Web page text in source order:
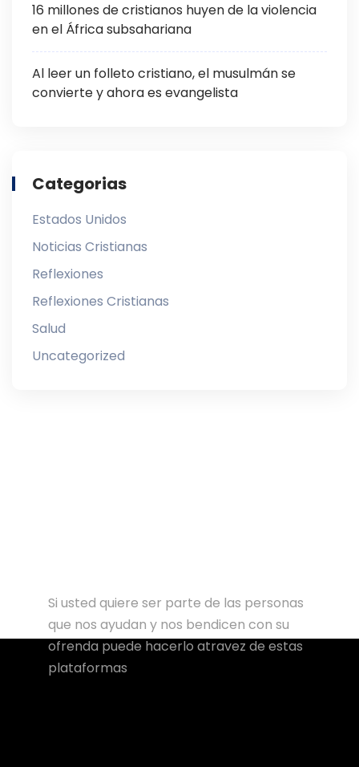
16 millones de cristianos huyen de la violencia
en el África subsahariana
Al leer un folleto cristiano, el musulmán se
convierte y ahora es evangelista
Categorias
Estados Unidos
Noticias Cristianas
Reflexiones
Reflexiones Cristianas
Salud
Uncategorized
Si usted quiere ser parte de las personas
que nos ayudan y nos bendicen con su
ofrenda puede hacerlo atravez de estas
plataformas